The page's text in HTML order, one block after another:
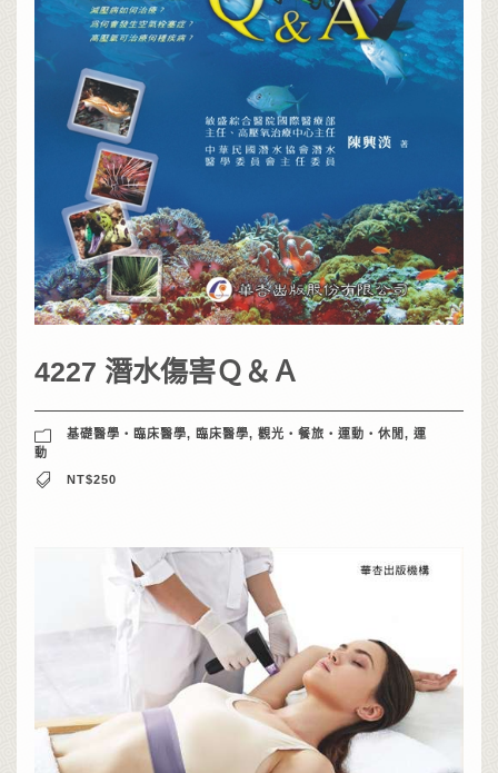
4227 潛水傷害Ｑ＆Ａ
基礎醫學‧臨床醫學, 臨床醫學, 觀光‧餐旅‧運動‧休閒 , 運
動
NT$250